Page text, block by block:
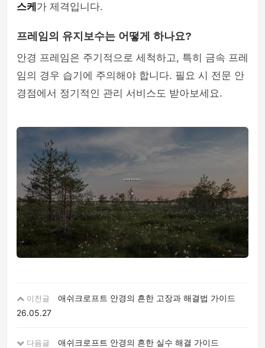
스케 가 제격입니다.
프레임의 유지보수는 어떻게 하나요?
안경 프레임은 주기적으로 세척하고, 특히 금속 프레
임의 경우 습기에 주의해야 합니다. 필요 시 전문 안
경점에서 정기적인 관리 서비스도 받아보세요.
이전글
애쉬크로프트 안경의 흔한 고장과 해결법 가이드
26.05.27
다음글
애쉬크로프트 안경의 흔한 실수 해결 가이드